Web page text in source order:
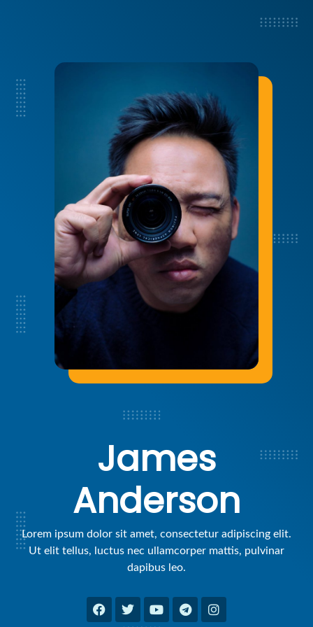
James
Anderson
Lorem ipsum dolor sit amet, consectetur adipiscing elit.
Ut elit tellus, luctus nec ullamcorper mattis, pulvinar
dapibus leo.